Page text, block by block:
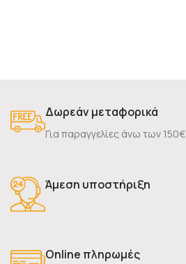
Δωρεάν μεταφορικά
Για παραγγελίες άνω των 150€
Άμεση υποστήριξη
Online πληρωμές